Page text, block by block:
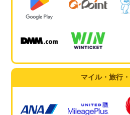
マイル・旅行